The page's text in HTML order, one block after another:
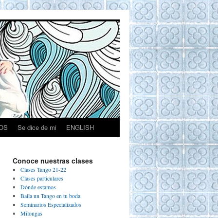
Se dice de mi ENGLISH
Conoce nuestras clases
Clases Tango 21-22
Clases particulares
Dónde estamos
Baila un Tango en tu boda
Seminarios Especializados
Milongas